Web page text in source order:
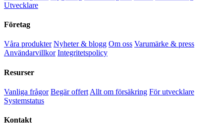
Utvecklare
Företag
Våra produkter Nyheter & blogg Om oss Varumärke & press
Användarvillkor Integritetspolicy
Resurser
Vanliga frågor Begär offert Allt om försäkring För utvecklare
Systemstatus
Kontakt